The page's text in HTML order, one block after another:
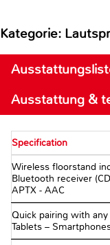
Kategorie:
Ausstattung &
Specification
Wireless floorstand
Bluetooth receiver
APTX - AAC
Quick pairing with any
Tablets –